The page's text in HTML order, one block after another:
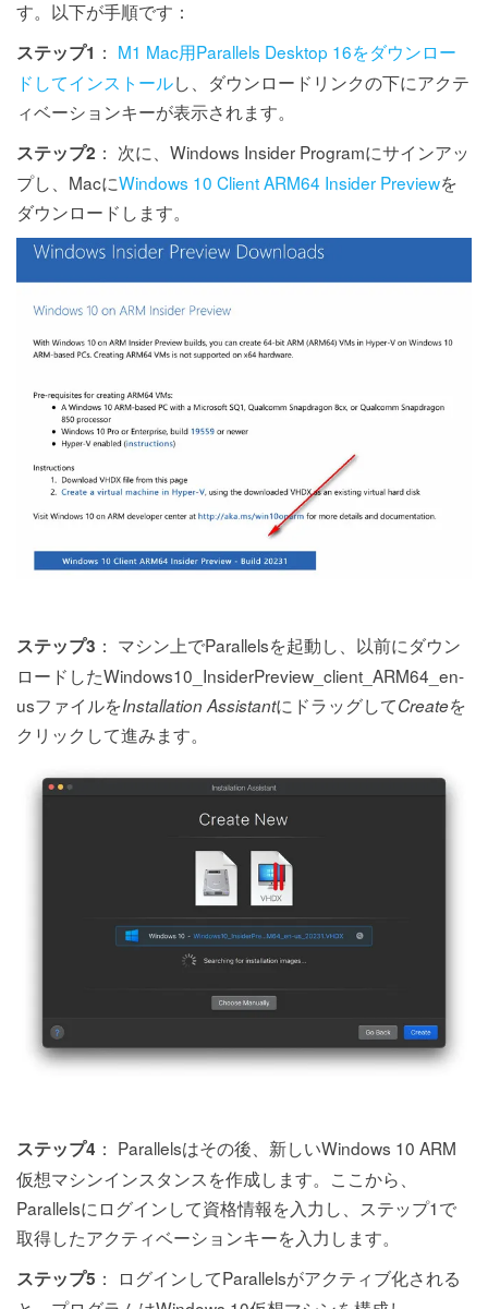
す。以下が手順です：
ステップ1 ： M1 Mac用Parallels Desktop 16をダウンロー
ドしてインストールし、ダウンロードリンクの下にアクテ
ィベーションキーが表示されます。
ステップ2 ： 次に、Windows Insider Programにサインアッ
プし、MacにWindows 10 Client ARM64 Insider Previewを
ダウンロードします。
ステップ3 ： マシン上でParallelsを起動し、以前にダウン
ロードしたWindows10_InsiderPreview_client_ARM64_en-
usファイルをInstallation AssistantにドラッグしてCreateを
クリックして進みます。
ステップ4 ： Parallelsはその後、新しいWindows 10 ARM
仮想マシンインスタンスを作成します。ここから、
Parallelsにログインして資格情報を入力し、ステップ1で
取得したアクティベーションキーを入力します。
ステップ5 ： ログインしてParallelsがアクティブ化される